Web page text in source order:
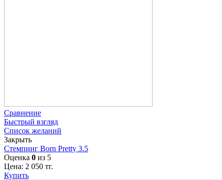
Сравнение
Быстрый взгляд
Список желаний
Закрыть
Стемпинг Born Pretty 3.5
Оценка 0 из 5
Цена: 2 050 тг.
Купить